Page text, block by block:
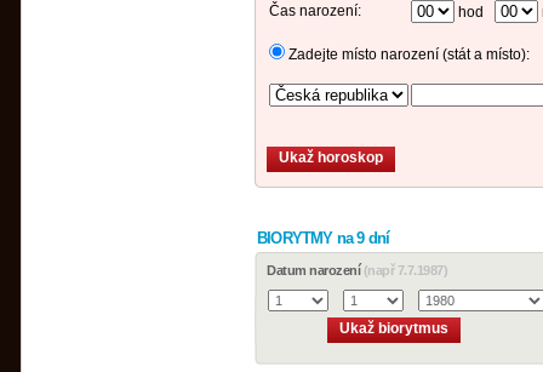
Čas narození: hod
Zadejte místo narození (stát a místo):
BIORYTMY na 9 dní
Datum narození (např 7.7.1987)